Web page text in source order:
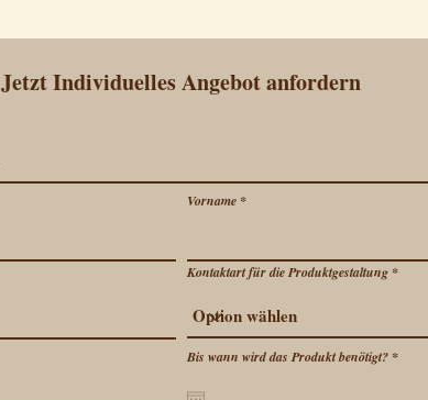
Jetzt Individuelles Angebot anfordern
Vorname
Kontaktart für die Produktgestaltung
Bis wann wird das Produkt benötigt? *r